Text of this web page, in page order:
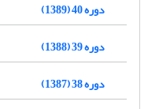
دوره 40 (1389)
دوره 39 (1388)
دوره 38 (1387)